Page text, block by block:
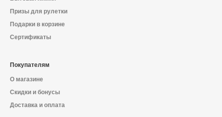
Призы для рулетки
Подарки в корзине
Сертификаты
Покупателям
О магазине
Скидки и бонусы
Доставка и оплата